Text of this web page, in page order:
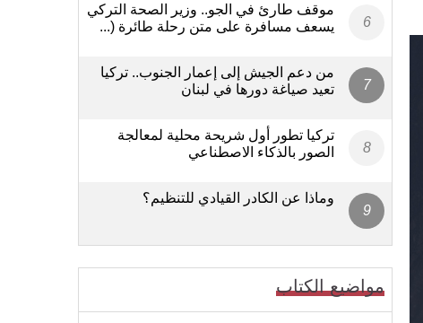
موقف طارئ في الجو.. وزير الصحة التركي
يسعف مسافرة على متن رحلة طائرة (...
من دعم الجيش إلى إعمار الجنوب.. تركيا
تعيد صياغة دورها في لبنان
تركيا تطور أول شريحة محلية لمعالجة
الصور بالذكاء الاصطناعي
وماذا عن الكادر القيادي للتنظيم؟
مواضيع الكتاب